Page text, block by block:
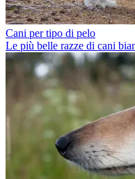
Cani per tipo di pelo
Le più belle razze di cani